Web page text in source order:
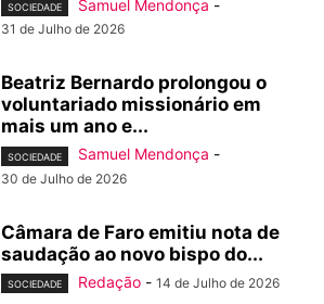
SOCIEDADE Samuel Mendonça -
31 de Julho de 2026
Beatriz Bernardo prolongou o
voluntariado missionário em
mais um ano e...
SOCIEDADE Samuel Mendonça -
30 de Julho de 2026
Câmara de Faro emitiu nota de
saudação ao novo bispo do...
SOCIEDADE Redação - 14 de Julho de 2026